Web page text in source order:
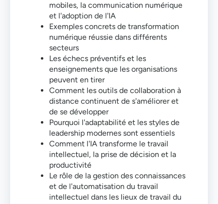
mobiles, la communication numérique
et l'adoption de l'IA
Exemples concrets de transformation
numérique réussie dans différents
secteurs
Les échecs préventifs et les
enseignements que les organisations
peuvent en tirer
Comment les outils de collaboration à
distance continuent de s'améliorer et
de se développer
Pourquoi l'adaptabilité et les styles de
leadership modernes sont essentiels
Comment l'IA transforme le travail
intellectuel, la prise de décision et la
productivité
Le rôle de la gestion des connaissances
et de l'automatisation du travail
intellectuel dans les lieux de travail du